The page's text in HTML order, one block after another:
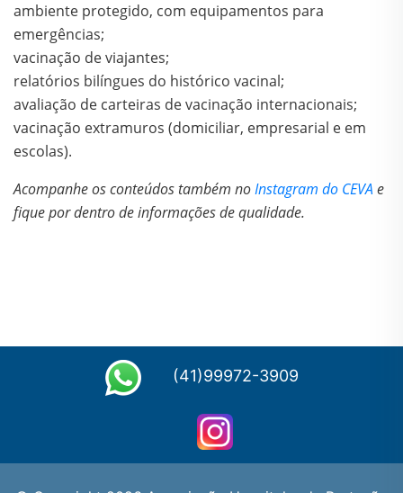
ambiente protegido, com equipamentos para
emergências;
vacinação de viajantes;
relatórios bilíngues do histórico vacinal;
avaliação de carteiras de vacinação internacionais;
vacinação extramuros (domiciliar, empresarial e em
escolas).
Acompanhe os conteúdos também noInstagram do CEVA e
fique por dentro de informações de qualidade.
(41)99972-3909